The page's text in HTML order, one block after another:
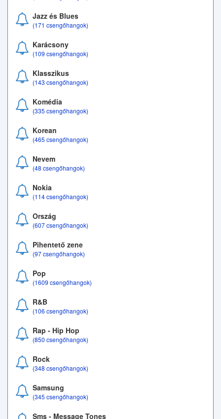
Jazz és Blues
(171 csengőhangok)
Karácsony
(109 csengőhangok)
Klasszikus
(143 csengőhangok)
Komédia
(335 csengőhangok)
Korean
(465 csengőhangok)
Nevem
(48 csengőhangok)
Nokia
(114 csengőhangok)
Ország
(607 csengőhangok)
Pihentető zene
(97 csengőhangok)
Pop
(1609 csengőhangok)
R&B
(106 csengőhangok)
Rap - Hip Hop
(850 csengőhangok)
Rock
(348 csengőhangok)
Samsung
(345 csengőhangok)
Sms - Message Tones